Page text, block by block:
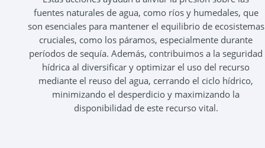
fuentes naturales de agua, como ríos y humedales, que
son esenciales para mantener el equilibrio de ecosistemas
cruciales, como los páramos, especialmente durante
períodos de sequía. Además, contribuimos a la seguridad
hídrica al diversificar y optimizar el uso del recurso
mediante el reuso del agua, cerrando el ciclo hídrico,
minimizando el desperdicio y maximizando la
disponibilidad de este recurso vital.